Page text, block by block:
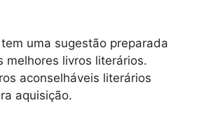
tem uma sugestão preparada
melhores livros literários.
aconselháveis literários
aquisição.